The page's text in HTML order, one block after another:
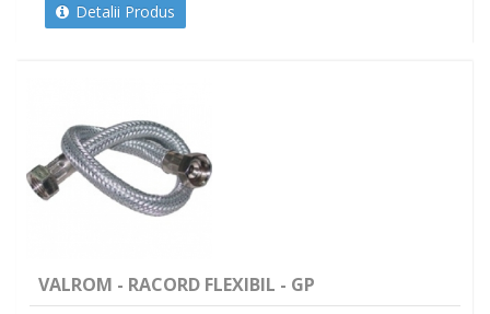
Detalii Produs
VALROM - RACORD FLEXIBIL - GP